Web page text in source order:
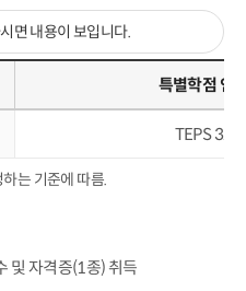
면 내용이 보입니다.
특별학점 인
TEPS 327
는 기준에 따름.
및 자격증(1종) 취득